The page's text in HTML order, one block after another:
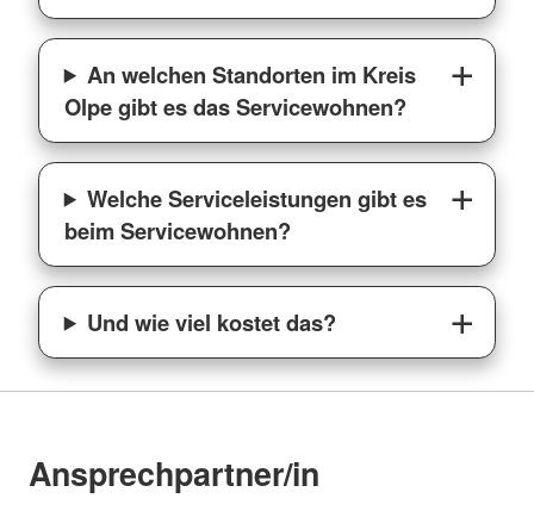
An welchen Standorten im Kreis
Olpe gibt es das Servicewohnen?
Welche Serviceleistungen gibt es
beim Servicewohnen?
Und wie viel kostet das?
Ansprechpartner/in